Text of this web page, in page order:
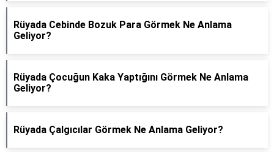
Rüyada Cebinde Bozuk Para Görmek Ne Anlama
Geliyor?
Rüyada Çocuğun Kaka Yaptığını Görmek Ne Anlama
Geliyor?
Rüyada Çalgıcılar Görmek Ne Anlama Geliyor?